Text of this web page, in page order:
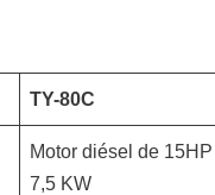
TY-80C
Motor diésel de
7,5 KW